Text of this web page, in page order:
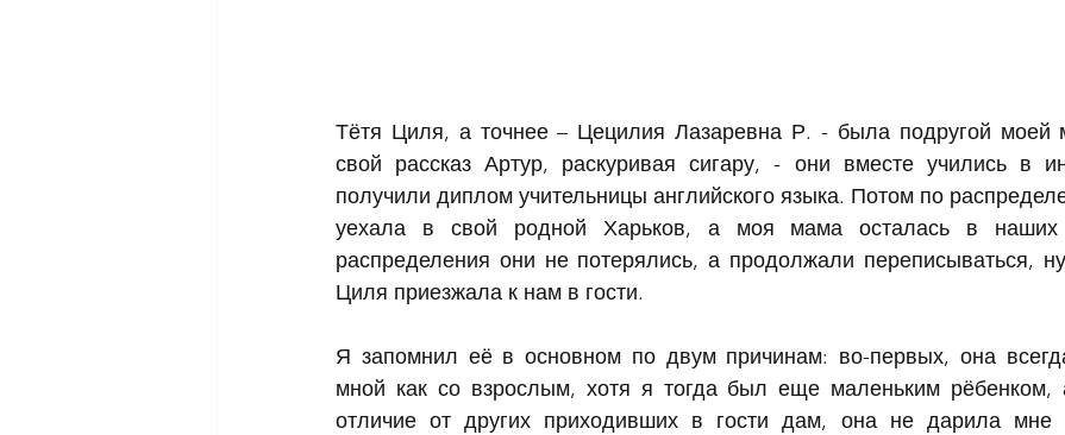
Тётя Циля, а точнее – Цецилия Лазаревна Р. - была подругой моей
свой рассказ Артур, раскуривая сигару, - они вместе учились в
получили диплом учительницы английского языка. Потом по
уехала в свой родной Харьков, а моя мама осталась в наших
распределения они не потерялись, а продолжали переписываться,
Циля приезжала к нам в гости.
Я запомнил её в основном по двум причинам: во-первых, она
мной как со взрослым, хотя я тогда был еще маленьким рёбенком,
отличие от других приходивших в гости дам, она не дарила мне